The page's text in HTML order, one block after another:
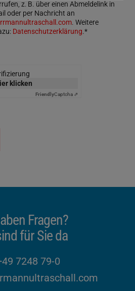
z. B. über einen Abmeldelink in
oder per Nachricht an
. Weitere
Datenschutzerklärung.*
klicken
FriendlyCaptcha ⇗
Fragen?
für Sie da
7248 79-0